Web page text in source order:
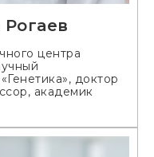
центра
доктор
академик